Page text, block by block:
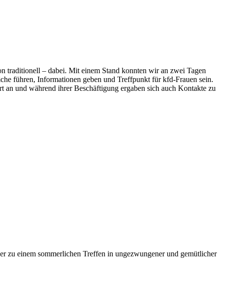
traditionell – dabei. Mit einem Stand konnten wir an zwei Tagen
führen, Informationen geben und Treffpunkt für kfd-Frauen sein.
an und während ihrer Beschäftigung ergaben sich auch Kontakte zu
zu einem sommerlichen Treffen in ungezwungener und gemütlicher